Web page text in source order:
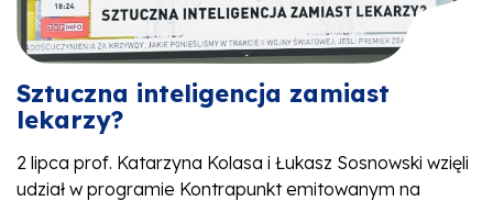
Sztuczna inteligencja zamiast
lekarzy?
2 lipca prof. Katarzyna Kolasa i Łukasz Sosnowski wzięli
udział w programie Kontrapunkt emitowanym na